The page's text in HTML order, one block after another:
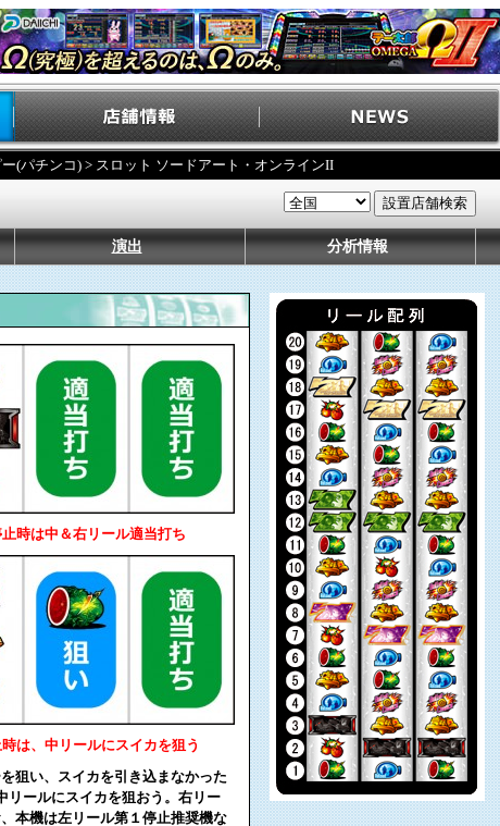
(パチンコ) > スロット ソードアート・オンラインII
演出 分析情報
時は中＆右リール適当打ち
は、中リールにスイカを狙う
狙い、スイカを引き込まなかった
リールにスイカを狙おう。右リー
本機は左リール第１停止推奨機な